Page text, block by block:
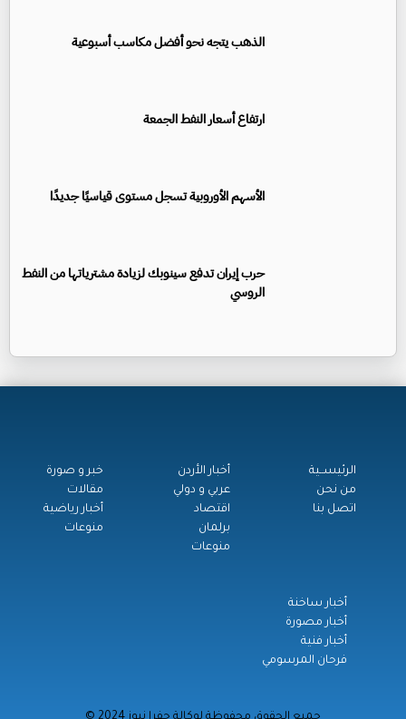
الذهب يتجه نحو أفضل مكاسب أسبوعية
ارتفاع أسعار النفط الجمعة
الأسهم الأوروبية تسجل مستوى قياسيًا جديدًا
حرب إيران تدفع سينوبك لزيادة مشترياتها من النفط
الروسي
الرئيســية
من نحن
اتصل بنا
أخبار الأردن
عربي و دولي
اقتصاد
برلمان
منوعات
خبر و صورة
مقالات
أخبار رياضية
منوعات
أخبار ساخنة
أخبار مصورة
أخبار فنية
فرحان المرسومي